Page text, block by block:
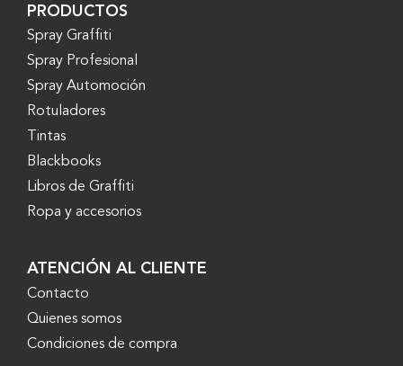
PRODUCTOS
Spray Graffiti
Spray Profesional
Spray Automoción
Rotuladores
Tintas
Blackbooks
Libros de Graffiti
Ropa y accesorios
ATENCIÓN AL CLIENTE
Contacto
Quienes somos
Condiciones de compra